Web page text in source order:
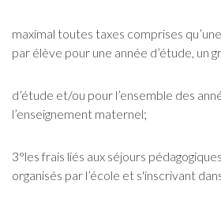
maximal toutes taxes comprises
par élève pour une année d’étude, un
d’étude et/ou pour l’ensemble des
l’enseignement maternel;
3°les frais liés aux séjours
organisés par l’école et s'inscrivant